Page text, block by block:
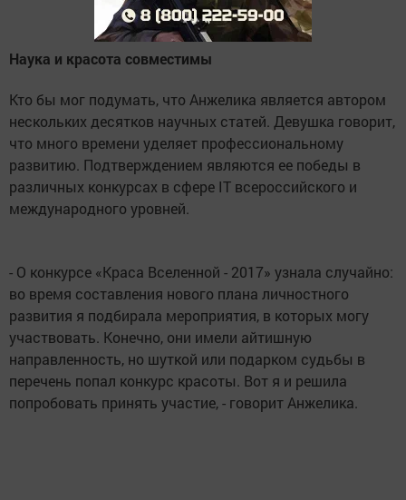
Наука и красота совместимы
Кто бы мог подумать, что Анжелика является автором
нескольких десятков научных статей. Девушка говорит,
что много времени уделяет профессиональному
развитию. Подтверждением являются ее победы в
различных конкурсах в сфере IT всероссийского и
международного уровней.
- О конкурсе «Краса Вселенной - 2017» узнала случайно:
во время составления нового плана личностного
развития я подбирала мероприятия, в которых могу
участвовать. Конечно, они имели айтишную
направленность, но шуткой или подарком судьбы в
перечень попал конкурс красоты. Вот я и решила
попробовать принять участие, - говорит Анжелика.